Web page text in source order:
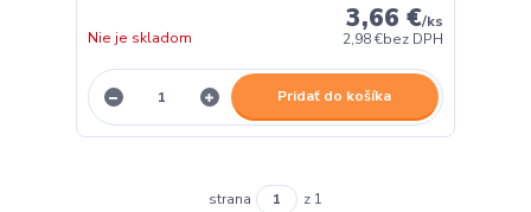
3,66 €/ks
2,98 €bez DPH
Nie je skladom
Pridať do košíka
strana z 1